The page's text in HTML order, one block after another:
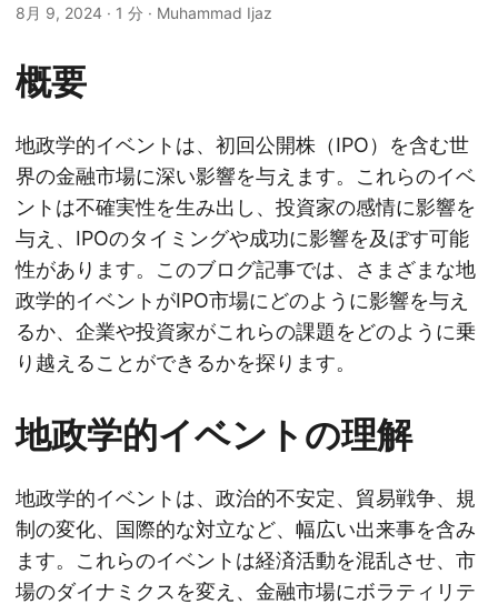
8月 9, 2024 · 1 分 · Muhammad Ijaz
概要
地政学的イベントは、初回公開株（IPO）を含む世
界の金融市場に深い影響を与えます。これらのイベ
ントは不確実性を生み出し、投資家の感情に影響を
与え、IPOのタイミングや成功に影響を及ぼす可能
性があります。このブログ記事では、さまざまな地
政学的イベントがIPO市場にどのように影響を与え
るか、企業や投資家がこれらの課題をどのように乗
り越えることができるかを探ります。
地政学的イベントの理解
地政学的イベントは、政治的不安定、貿易戦争、規
制の変化、国際的な対立など、幅広い出来事を含み
ます。これらのイベントは経済活動を混乱させ、市
場のダイナミクスを変え、金融市場にボラティリテ